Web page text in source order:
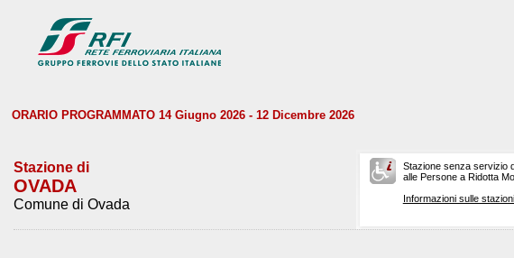
ORARIO PROGRAMMATO 14 Giugno 2026 - 12 Dicembre 2026
Stazione di
OVADA
Comune di Ovada
Stazione senza servizio
alle Persone a Ridotta
Informazioni sulle